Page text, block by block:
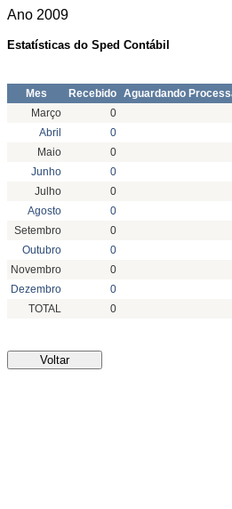
Ano 2009
Estatísticas do Sped Contábil
Mes Recebido Aguardando
Março
0
Abril
0
Maio
0
Junho
0
Julho
0
Agosto
0
Setembro
0
Outubro
0
Novembro
0
Dezembro
0
TOTAL
0